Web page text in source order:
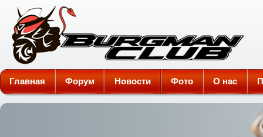
Burgman-Club
Главная Форум Новости Фото О нас